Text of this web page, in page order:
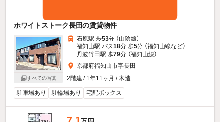
ホワイトストーク長田の賃貸物件
すべての写真
石原駅 歩53分 （山陰線）
福知山駅 バス18分 歩5分 （福知山線など）
丹波竹田駅 歩79分 （福知山線）
京都府福知山市字長田
2階建 / 1年11ヶ月 / 木造
駐車場あり 駐輪場あり 宅配ボックス